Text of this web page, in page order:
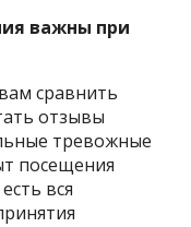
важны при
сравнить
отзывы
тревожные
посещения
вся